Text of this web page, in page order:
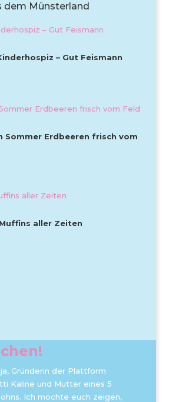
dem Münsterland
– Gut Feismann
Sommer Erdbeeren frisch vom
aller Zeiten
Gründerin der Plattform
Kaline und Mutter eines 5
Ich möchte euch zeigen,